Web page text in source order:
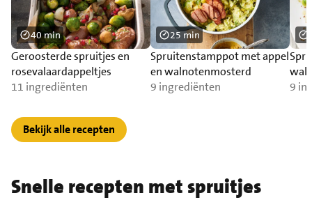
Geroosterde spruitjes en
rosevalaardappeltjes
11 ingrediënten
40 min
Spruitenstamppot met appel
en walnotenmosterd
9 ingrediënten
25 min
9
Bekijk alle recepten
Snelle recepten met spruitjes